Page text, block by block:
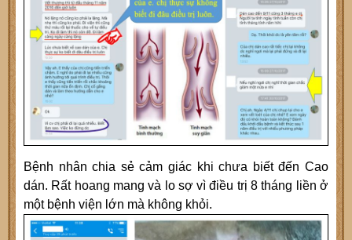
Bệnh nhân chia sẻ cảm giác khi chưa biết đến Cao
dán. Rất hoang mang và lo sợ vì điều trị 8 tháng liền ở
một bệnh viện lớn mà không khỏi.